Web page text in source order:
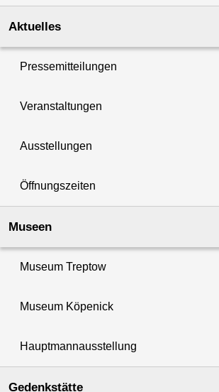
Aktuelles
Pressemitteilungen
Veranstaltungen
Ausstellungen
Öffnungszeiten
Museen
Museum Treptow
Museum Köpenick
Hauptmannausstellung
Gedenkstätte